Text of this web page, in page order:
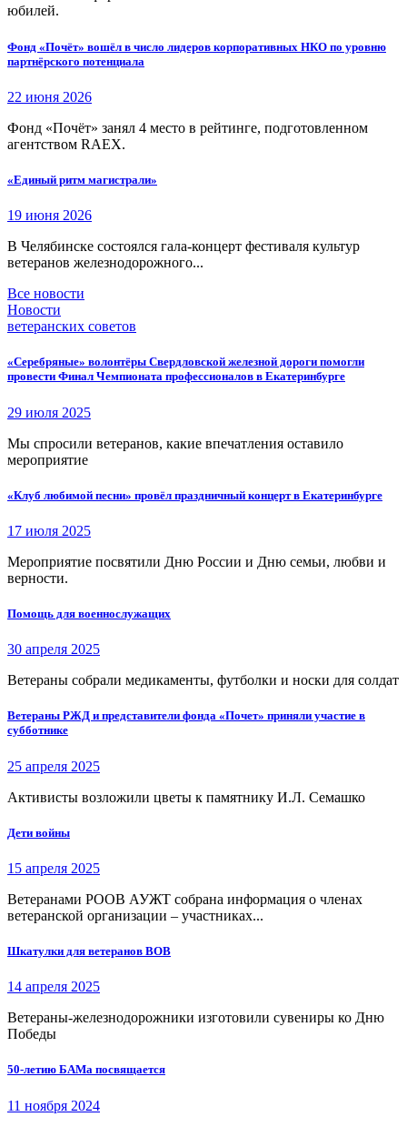
юбилей.
Фонд «Почёт» вошёл в число лидеров корпоративных НКО по уровню
партнёрского потенциала
22 июня 2026
Фонд «Почёт» занял 4 место в рейтинге, подготовленном
агентством RAEX.
«Единый ритм магистрали»
19 июня 2026
В Челябинске состоялся гала-концерт фестиваля культур
ветеранов железнодорожного...
Все новости
Новости
ветеранских советов
«Серебряные» волонтёры Свердловской железной дороги помогли
провести Финал Чемпионата профессионалов в Екатеринбурге
29 июля 2025
Мы спросили ветеранов, какие впечатления оставило
мероприятие
«Клуб любимой песни» провёл праздничный концерт в Екатеринбурге
17 июля 2025
Мероприятие посвятили Дню России и Дню семьи, любви и
верности.
Помощь для военнослужащих
30 апреля 2025
Ветераны собрали медикаменты, футболки и носки для солдат
Ветераны РЖД и представители фонда «Почет» приняли участие в
субботнике
25 апреля 2025
Активисты возложили цветы к памятнику И.Л. Семашко
Дети войны
15 апреля 2025
Ветеранами РООВ АУЖТ собрана информация о членах
ветеранской организации – участниках...
Шкатулки для ветеранов ВОВ
14 апреля 2025
Ветераны-железнодорожники изготовили сувениры ко Дню
Победы
50-летию БАМа посвящается
11 ноября 2024